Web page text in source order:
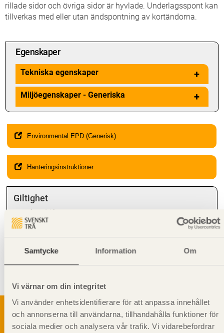
Samtycke Information Om
Vi värnar om din integritet
Vi använder enhetsidentifierare för att anpassa innehållet
och annonserna till användarna, tillhandahålla funktioner för
sociala medier och analysera vår trafik. Vi vidarebefordrar
rillade sidor och övriga sidor är hyvlade. Underlagsspont kan
tillverkas med eller utan ändspontning av kortändorna.
Egenskaper
Tekniska egenskaper +
Miljöegenskaper - Generiska +
Environmental EPD (Generisk)
Hanteringsinstruktioner
Giltighet
Svenskt Trä-id:
Gäller från och med:
Kompletterande information
Syftet med rillning av underlagsspont är att motverka missfärgning
undergolv i bjälklag.